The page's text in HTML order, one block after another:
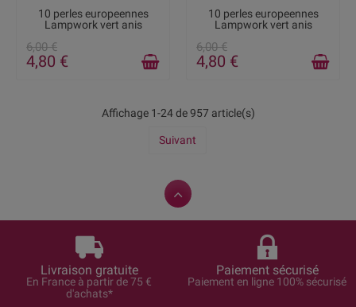
DERNIERS ARTICLES EN
STOCK
10 perles europeennes
Lampwork vert anis
6,00 €
4,80 €
DERNIERS ARTICLES EN
STOCK
10 perles europeennes
Lampwork vert anis
6,00 €
4,80 €
Affichage 1-24 de 957 article(s)
Suivant
Livraison gratuite
En France à partir de 75 €
d'achats*
Paiement sécurisé
Paiement en ligne 100% sécurisé